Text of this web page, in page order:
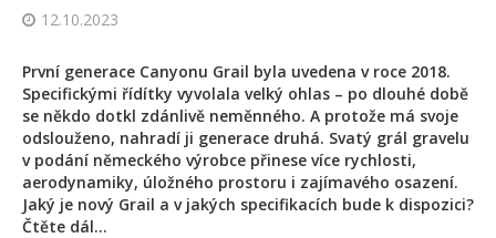
12.10.2023
První generace Canyonu Grail byla uvedena v roce 2018.
Specifickými řídítky vyvolala velký ohlas – po dlouhé době
se někdo dotkl zdánlivě neměnného. A protože má svoje
odslouženo, nahradí ji generace druhá. Svatý grál gravelu
v podání německého výrobce přinese více rychlosti,
aerodynamiky, úložného prostoru i zajímavého osazení.
Jaký je nový Grail a v jakých specifikacích bude k dispozici?
Čtěte dál…